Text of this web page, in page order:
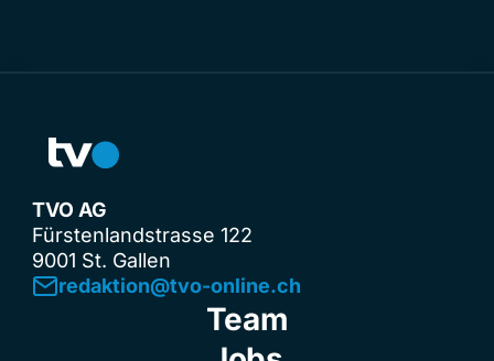
TVO AG
Fürstenlandstrasse 122
9001 St. Gallen
redaktion@tvo-online.ch
Team